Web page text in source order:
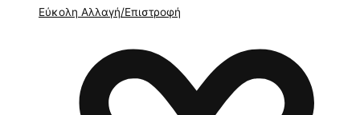
Εύκολη Αλλαγή/Επιστροφή